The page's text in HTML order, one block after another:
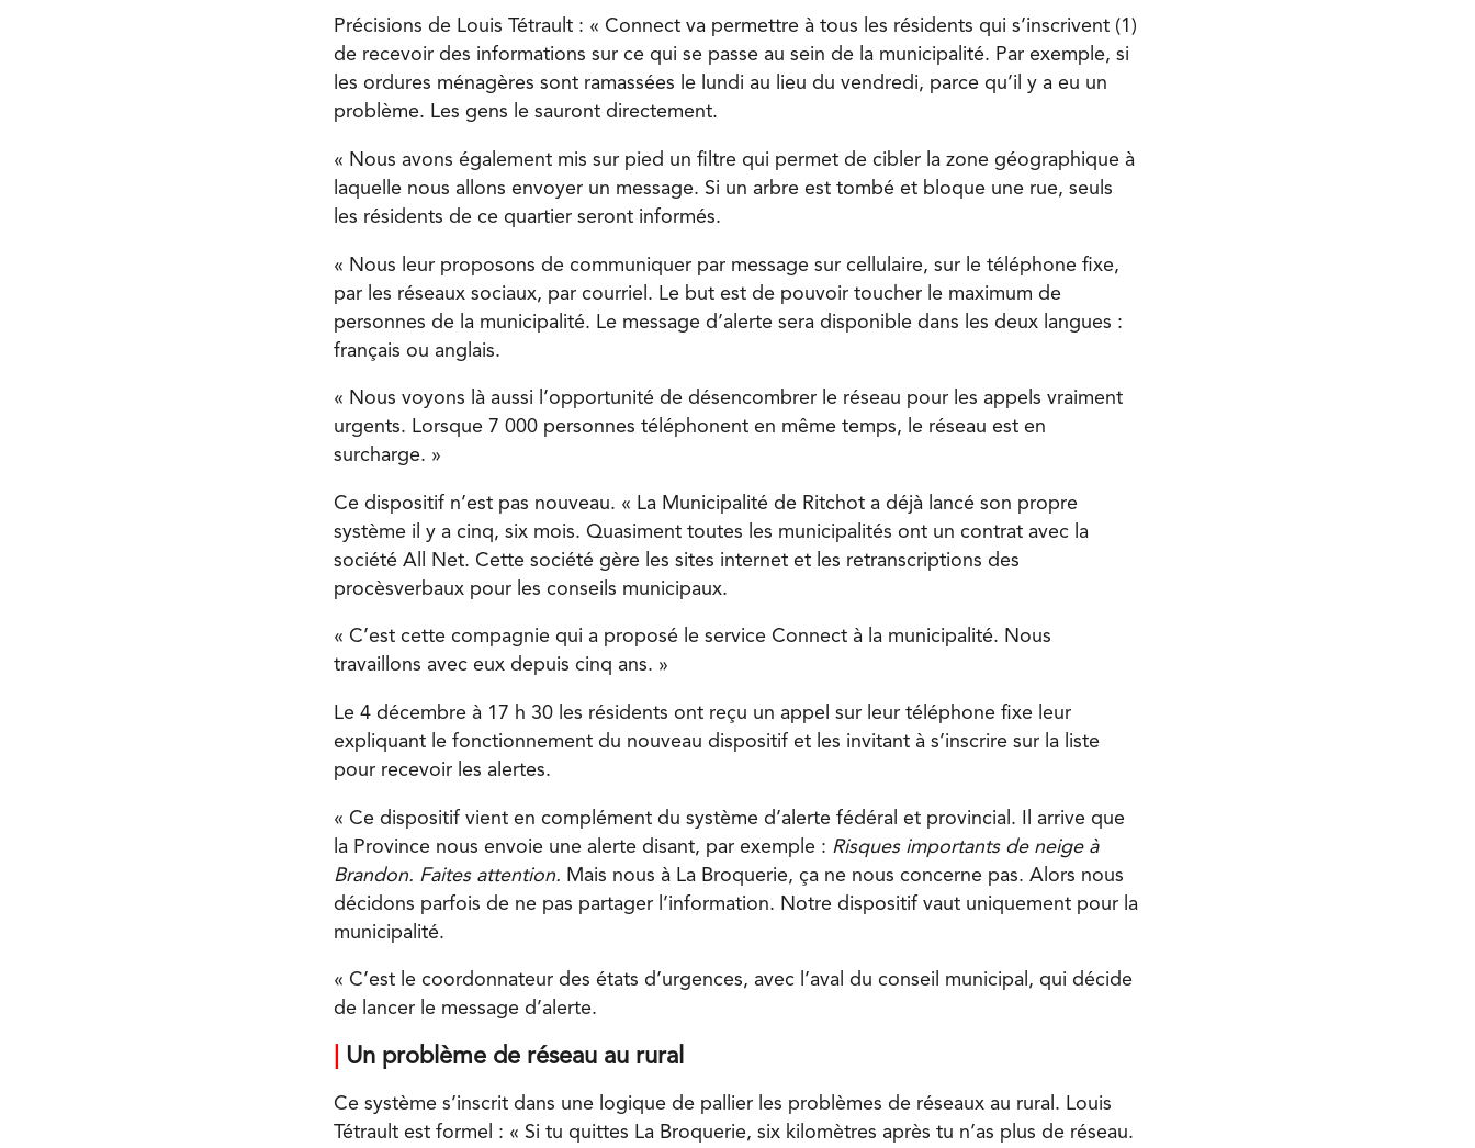
Précisions de Louis Tétrault : « Connect va permettre à tous les résidents qui s’inscrivent (1)
de recevoir des informations sur ce qui se passe au sein de la municipalité. Par exemple, si
les ordures ménagères sont ramassées le lundi au lieu du vendredi, parce qu’il y a eu un
problème. Les gens le sauront directement.
« Nous avons également mis sur pied un filtre qui permet de cibler la zone géographique à
laquelle nous allons envoyer un message. Si un arbre est tombé et bloque une rue, seuls
les résidents de ce quartier seront informés.
« Nous leur proposons de communiquer par message sur cellulaire, sur le téléphone fixe,
par les réseaux sociaux, par courriel. Le but est de pouvoir toucher le maximum de
personnes de la municipalité. Le message d’alerte sera disponible dans les deux langues :
français ou anglais.
« Nous voyons là aussi l’opportunité de désencombrer le réseau pour les appels vraiment
urgents. Lorsque 7 000 personnes téléphonent en même temps, le réseau est en
surcharge. »
Ce dispositif n’est pas nouveau. « La Municipalité de Ritchot a déjà lancé son propre
système il y a cinq, six mois. Quasiment toutes les municipalités ont un contrat avec la
société All Net. Cette société gère les sites internet et les retranscriptions des
procèsverbaux pour les conseils municipaux.
« C’est cette compagnie qui a proposé le service Connect à la municipalité. Nous
travaillons avec eux depuis cinq ans. »
Le 4 décembre à 17 h 30 les résidents ont reçu un appel sur leur téléphone fixe leur
expliquant le fonctionnement du nouveau dispositif et les invitant à s’inscrire sur la liste
pour recevoir les alertes.
« Ce dispositif vient en complément du système d’alerte fédéral et provincial. Il arrive que
la Province nous envoie une alerte disant, par exemple : Risques importants de neige à
Brandon. Faites attention. Mais nous à La Broquerie, ça ne nous concerne pas. Alors nous
décidons parfois de ne pas partager l’information. Notre dispositif vaut uniquement pour la
municipalité.
« C’est le coordonnateur des états d’urgences, avec l’aval du conseil municipal, qui décide
de lancer le message d’alerte.
Un problème de réseau au rural
Ce système s’inscrit dans une logique de pallier les problèmes de réseaux au rural. Louis
Tétrault est formel : « Si tu quittes La Broquerie, six kilomètres après tu n’as plus de réseau.